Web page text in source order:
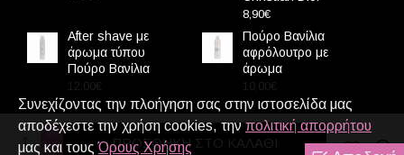
ΠΡΟΣΘΉΚΗ ΣΤΟ ΚΑΛΆΘΙ
8,90€
After shave με
άρωμα τύπου
Πούρο Βανίλια
12,00€
Πούρο Βανίλια
αφρόλουτρο με
άρωμα
10,00€
Συνεχίζοντας την πλοήγηση σας στην ιστοσελίδα μας
αποδέχεστε την χρήση cookies, τηνπολιτική απορρήτου
μας και τουςΌρους Χρήσης